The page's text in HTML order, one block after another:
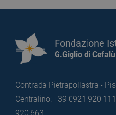
Fondazione
G.Giglio di Cefalù
Contrada Pietrapollastra -
Centralino: +39 0921 920 111
920 663